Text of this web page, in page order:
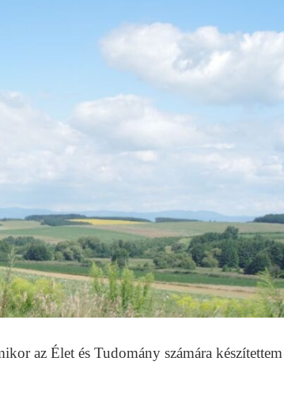
az Élet és Tudomány számára készítettem